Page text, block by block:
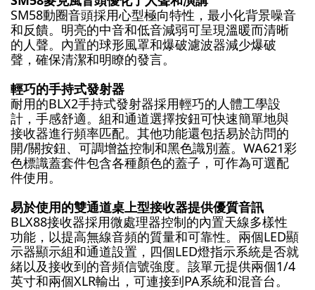
SM58動圈音頭採用心型極向特性，最小化背景噪音
和反饋。明亮的中音和低音減弱可呈現溫暖而清晰
的人聲。內置的球形風罩和爆破濾波器減少爆破
聲，確保清潔和明瞭的發言。
輕巧的手持式發射器
耐用的BLX2手持式發射器採用輕巧的人體工學設
計，手感舒適。組和通道選擇按鈕可快速簡單地與
接收器進行頻率匹配。其他功能還包括易於訪問的
開/關按鈕、可調增益控制和黑色識別蓋。WA621彩
色標識蓋套件包含各種顏色的蓋子，可作為可選配
件使用。
易於使用的雙通道桌上型接收器提供優質音訊
BLX88接收器採用微處理器控制的內置天線多樣性
功能，以提高無線音頻的質量和可靠性。兩個LED顯
示器顯示組和通道設置，四個LED燈指示系統是否就
緒以及接收到的音頻信號強度。該單元提供兩個1/4
英寸和兩個XLR輸出，可連接到PA系統和混音台。